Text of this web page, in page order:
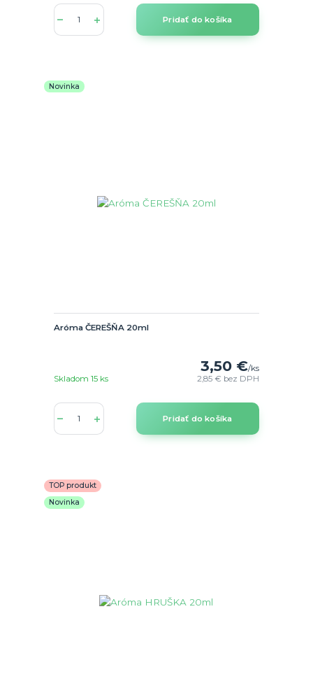
Pridať do košíka
Novinka
Aróma ČEREŠŇA 20ml
3,50 €/ks
2,85 € bez DPH
Skladom 15 ks
Pridať do košíka
TOP produkt
Novinka